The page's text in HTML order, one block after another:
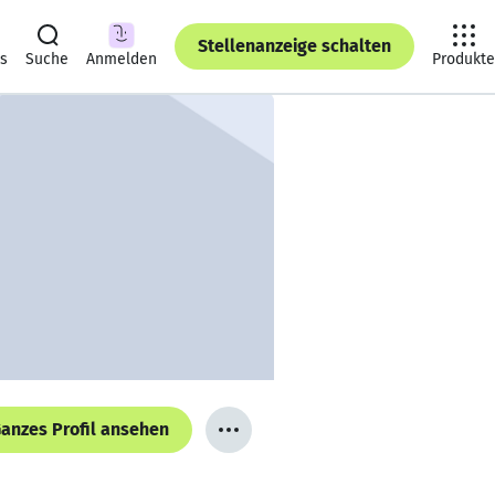
Suche Anmelden
Stellenanzeige schalten
Produkte
Profil ansehen